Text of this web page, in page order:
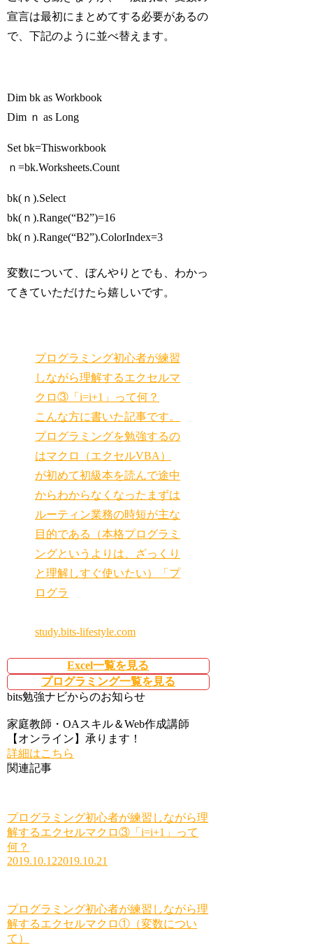
宣言は最初にまとめてする必要があるの
で、下記のように並べ替えます。
Dimbk asWorkbook
Dim ｎ asLong
Setbk=Thisworkbook
ｎ=bk.Worksheets.Count
bk( ｎ).Select
bk( ｎ).Range(“B2”)=16
bk( ｎ).Range(“B2”).ColorIndex=3
変数について、ぼんやりとでも、わかっ
てきていただけたら嬉しいです。
プログラミング初心者が練習
しながら理解するエクセルマ
クロ③「i=i+1」って何？
こんな方に書いた記事です。
プログラミングを勉強するの
はマクロ（エクセルVBA）
が初めて初級本を読んで途中
からわからなくなったまずは
ルーティン業務の時短が主な
目的である（本格プログラミ
ングというよりは、ざっくり
と理解しすぐ使いたい）「プ
ログラ
study.bits-lifestyle.com
Excel一覧を見る
プログラミング一覧を見る
bits勉強ナビからのお知らせ
家庭教師・OAスキル＆Web作成講師
【オンライン】承ります！
詳細はこちら
関連記事
プログラミング初心者が練習しながら理
解するエクセルマクロ③「i=i+1」って
何？
2019.10.122019.10.21
プログラミング初心者が練習しながら理
解するエクセルマクロ①（変数につい
て）